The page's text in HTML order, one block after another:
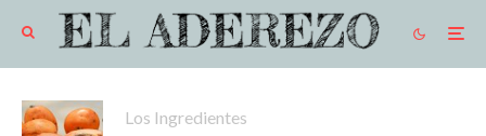
Los Ingredientes